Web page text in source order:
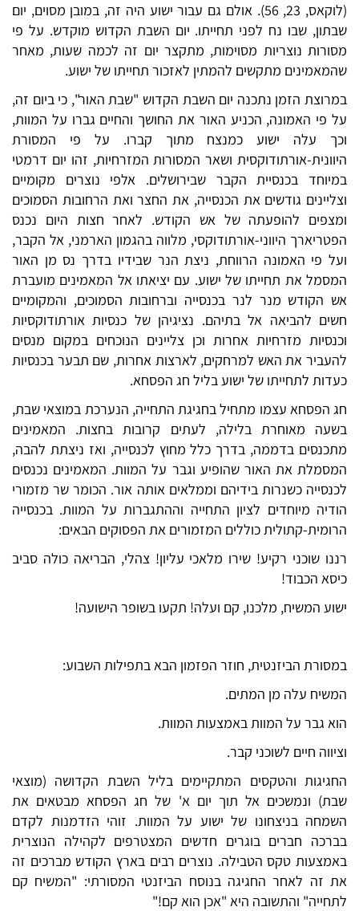
(לוקאס, 23, 56). אולם גם עבור ישוע היה זה, במובן מסוים, יום
שבתון, שבו נח לפני תחייתו. יום השבת הקדוש מוקדש. על פי
מסורות נוצריות מסוימות, מתקצר יום זה לכמה שעות, מאחר
שהמאמינים מתקשים להמתין לאזכור תחייתו של ישוע.
במרוצת הזמן נתכנה יום השבת הקדוש "שבת האור", כי ביום זה,
על פי האמונה, הכניע האור את החושך והחיים גברו על המוות,
וכך עלה ישוע כמנצח מתוך קברו. על פי המסורת
היוונית-אורתודוקסית ושאר המסורות המזרחיות, זהו יום דרמטי
במיוחד בכנסיית הקבר שבירושלים. אלפי נוצרים מקומיים
וצליינים גודשים את הכנסייה, את החצר ואת הרחובות הסמוכים
ומצפים להופעתה של אש הקודש. לאחר חצות היום נכנס
הפטריארך היווני-אורתודוקסי, מלווה בהגמון הארמני, אל הקבר,
ועל פי האמונה הרווחת, ניצת הנר שבידיו בדרך נס מן האור
המסמל את תחייתו של ישוע. עם יציאתו אל המאמינים מועברת
אש הקודש מנר לנר בכנסייה וברחובות הסמוכים, והמקומיים
חשים להביאה אל בתיהם. נציגיהן של כנסיות אורתודוקסיות
וכנסיות מזרחיות אחרות וכן צליינים הנוכחים במקום מנסים
להעביר את האש למרחקים, לארצות אחרות, שם תבער בכנסיות
כעדות לתחייתו של ישוע בליל חג הפסחא.
חג הפסחא עצמו מתחיל בחגיגת התחייה, הנערכת במוצאי שבת,
בשעה מאוחרת בלילה, לעתים קרובות בחצות. המאמינים
מתכנסים בדממה, בדרך כלל מחוץ לכנסייה, ואז ניצתת להבה,
המסמלת את האור שהופיע וגבר על המוות. המאמינים נכנסים
לכנסייה כשנרות בידיהם וממלאים אותה אור. הכומר שר מזמורי
הודיה מיוחדים לציון התחייה וההתגברות על המוות. בכנסייה
הרומית-קתולית כוללים המזמורים את הפסוקים הבאים:
רננו שוכני רקיע! שירו מלאכי עליון! צהלי, הבריאה כולה סביב
כיסא הכבוד!
ישוע המשיח, מלכנו, קם ועלה! תקעו בשופר הישועה!
במסורת הביזנטית, חוזר הפזמון הבא בתפילות השבוע:
המשיח עלה מן המתים.
הוא גבר על המוות באמצעות המוות.
וציווה חיים לשוכני קבר.
החגיגות והטקסים המתקיימים בליל השבת הקדושה (מוצאי
שבת) ונמשכים אל תוך יום א' של חג הפסחא מבטאים את
השמחה בניצחונו של ישוע על המוות. זוהי הזדמנות לקדם
בברכה חברים בוגרים חדשים המצטרפים לקהילה הנוצרית
באמצעות טקס הטבילה. נוצרים רבים בארץ הקודש מברכים זה
את זה לאחר החגיגה בנוסח הביזנטי המסורתי: "המשיח קם
לתחייה" והתשובה היא "אכן הוא קם!"